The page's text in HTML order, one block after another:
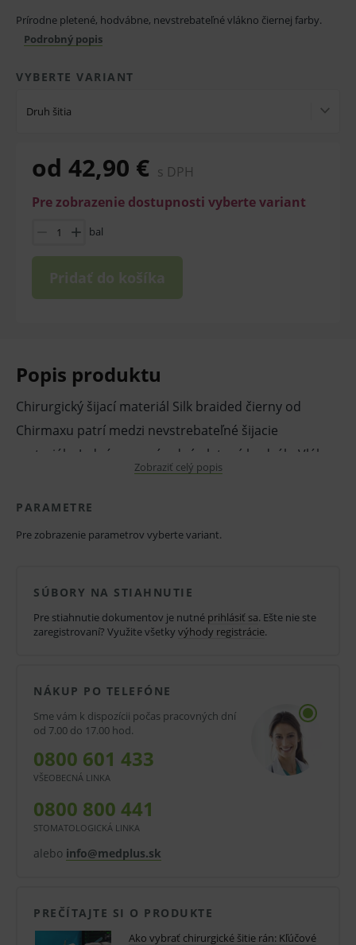
Prírodne pletené, hodvábne, nevstrebateľné vlákno čiernej farby.
Podrobný popis
VYBERTE VARIANT
Druh šitia
od 42,90 € s DPH
Pre zobrazenie dostupnosti vyberte variant
bal
Pridať do košíka
Popis produktu
Chirurgický šijací materiál Silk braided čierny od
Chirmaxu patrí medzi nevstrebateľné šijacie
materiály. Jedná sa o prírodný pletený hodváb. Vlákno
je charakterizované nízkou ťažnosťou, je mäkké,
poddajné a ľahko sa uzlí. Silk braided podlieha
nevstrebateľné
nízka ťažnosť
poddajné
dobrá uzliteľnosť
podlieha enzymatickej degradácii po roku
rôzne druhy
čiernej farby
Všeobecná, očná chirurgia, stomatochirurgia.
Predaj po celom balení.
Zobraziť celý popis
PARAMETRE
Pre zobrazenie parametrov vyberte variant.
SÚBORY NA STIAHNUTIE
Pre stiahnutie dokumentov je nutné prihlásiť sa. Ešte nie ste
zaregistrovaní? Využite všetky výhody registrácie.
NÁKUP PO TELEFÓNE
Sme vám k dispozícii počas pracovných dní
od 7.00 do 17.00 hod.
0800 601 433
VŠEOBECNÁ LINKA
0800 800 441
STOMATOLOGICKÁ LINKA
alebo info@medplus.sk
PREČÍTAJTE SI O PRODUKTE
Ako vybrať chirurgické šitie rán: Kľúčové